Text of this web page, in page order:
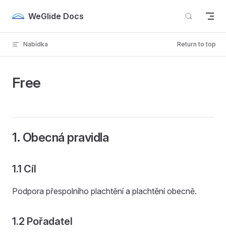
Skip to content
WeGlide Docs
Nabídka Return to top
Free
1. Obecná pravidla
1.1 Cíl
Podpora přespolního plachtění a plachtění obecně.
1.2 Pořadatel